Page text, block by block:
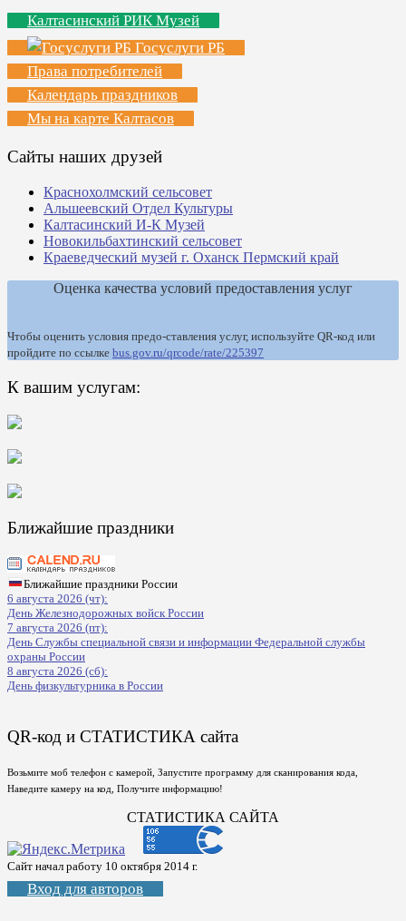
Калтасинский РИК Музей
Госуслуги РБ
Права потребителей
Календарь праздников
Мы на карте Калтасов
Сайты наших друзей
Краснохолмский сельсовет
Альшеевский Отдел Культуры
Калтасинский И-К Музей
Новокильбахтинский сельсовет
Краеведческий музей г. Оханск Пермский край
Оценка качества условий предоставления услуг
Чтобы оценить условия предо-ставления услуг, используйте QR-код или
пройдите по ссылке bus.gov.ru/qrcode/rate/225397
К вашим услугам:
Ближайшие праздники
Ближайшие праздники России
6 августа 2026 (чт):
День Железнодорожных войск России
7 августа 2026 (пт):
День Службы специальной связи и информации Федеральной службы
охраны России
8 августа 2026 (сб):
День физкультурника в России
QR-код и СТАТИСТИКА сайта
Возьмите моб телефон с камерой, Запустите программу для сканирования кода,
Наведите камеру на код, Получите информацию!
СТАТИСТИКА САЙТА
Сайт начал работу 10 октября 2014 г.
Вход для авторов